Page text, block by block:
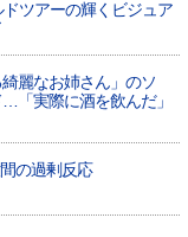
ツアーの輝くビジュア
麗なお姉さん」のソ
「実際に酒を飲んだ」
の過剰反応